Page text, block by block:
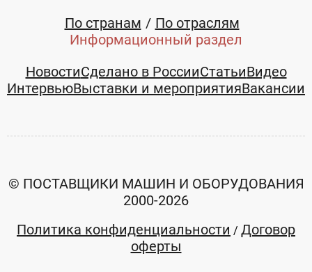
По странам
По отраслям
Информационный раздел
НовостиСделано в РоссииСтатьиВидео
ИнтервьюВыставки и мероприятияВакансии
© ПОСТАВЩИКИ МАШИН И ОБОРУДОВАНИЯ
2000-2026
Политика конфиденциальности / Договор
оферты